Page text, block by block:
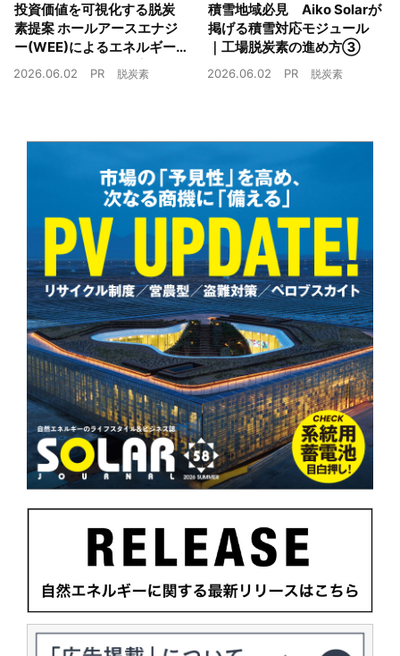
投資価値を可視化する脱炭
素提案 ホールアースエナジ
ー(WEE)によるエネルギー
戦略とは｜工場脱炭素の進
2026.06.02 PR 脱炭素
積雪地域必見 Aiko Solarが
掲げる積雪対応モジュール
｜工場脱炭素の進め方③
2026.06.02 PR 脱炭素